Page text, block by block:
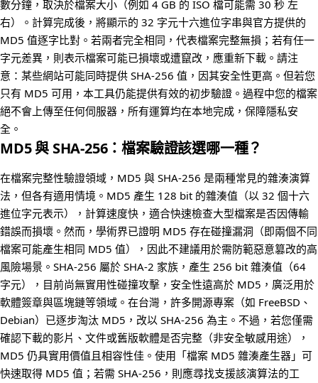
數分鐘，取決於檔案大小（例如 4 GB 的 ISO 檔可能需 30 秒 左
右）。計算完成後，將顯示的 32 字元十六進位字串與官方提供的
MD5 值逐字比對。若兩者完全相同，代表檔案完整無損；若有任一
字元差異，則表示檔案可能已損壞或遭竄改，應重新下載。請注
意：某些網站可能同時提供 SHA-256 值，因其安全性更高。但若您
只有 MD5 可用，本工具仍能提供有效的初步驗證。過程中您的檔案
絕不會上傳至任何伺服器，所有運算均在本地完成，保障隱私安
全。
MD5 與 SHA-256：檔案驗證該選哪一種？
在檔案完整性驗證領域，MD5 與 SHA-256 是兩種常見的雜湊演算
法，但各有適用情境。MD5 產生 128 bit 的雜湊值（以 32 個十六
進位字元表示），計算速度快，適合快速檢查大型檔案是否因傳輸
錯誤而損壞。然而，學術界已證明 MD5 存在碰撞漏洞（即兩個不同
檔案可能產生相同 MD5 值），因此不建議用於需防範惡意篡改的高
風險場景。SHA-256 屬於 SHA-2 家族，產生 256 bit 雜湊值（64
字元），目前尚無實用性碰撞攻擊，安全性遠高於 MD5，廣泛用於
軟體簽章與區塊鏈等領域。在台灣，許多開源專案（如 FreeBSD、
Debian）已逐步淘汰 MD5，改以 SHA-256 為主。不過，若您僅需
確認下載的影片、文件或舊版軟體是否完整（非安全敏感用途），
MD5 仍具實用價值且相容性佳。使用「檔案 MD5 雜湊產生器」可
快速取得 MD5 值；若需 SHA-256，則應尋找支援該演算法的工